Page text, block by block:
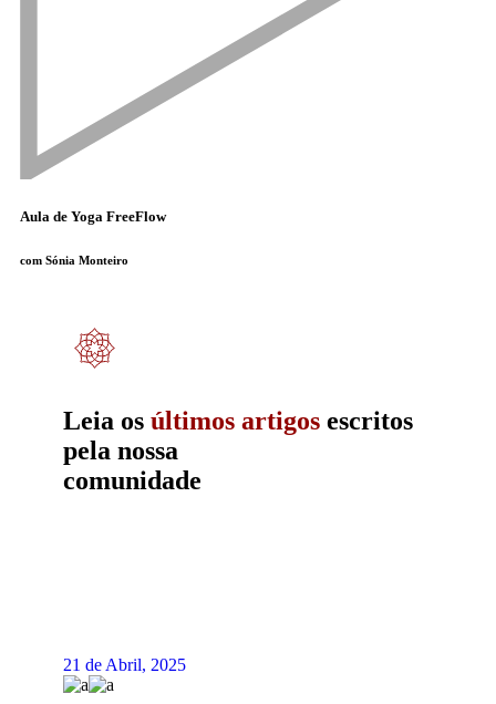
Aula de Yoga FreeFlow
com Sónia Monteiro
Leia os últimos artigosescritos
pela nossa
comunidade
21 de Abril, 2025